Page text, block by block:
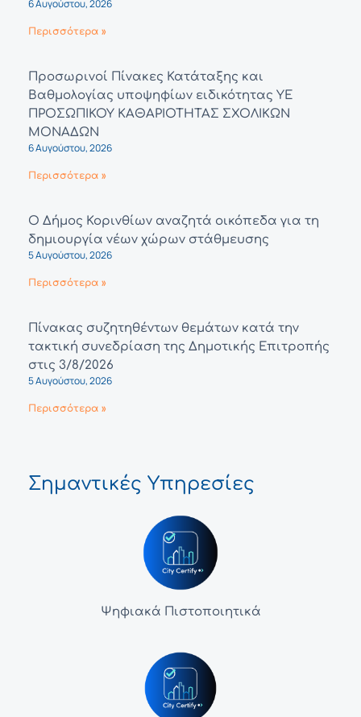
6 Αυγούστου, 2026
Περισσότερα »
Προσωρινοί Πίνακες Κατάταξης και
Βαθμολογίας υποψηφίων ειδικότητας ΥΕ
ΠΡΟΣΩΠΙΚΟΥ ΚΑΘΑΡΙΟΤΗΤΑΣ ΣΧΟΛΙΚΩΝ
ΜΟΝΑΔΩΝ
6 Αυγούστου, 2026
Περισσότερα »
Ο Δήμος Κορινθίων αναζητά οικόπεδα για τη
δημιουργία νέων χώρων στάθμευσης
5 Αυγούστου, 2026
Περισσότερα »
Πίνακας συζητηθέντων θεμάτων κατά την
τακτική συνεδρίαση της Δημοτικής Επιτροπής
στις 3/8/2026
5 Αυγούστου, 2026
Περισσότερα »
Σημαντικές Υπηρεσίες
Ψηφιακά Πιστοποιητικά